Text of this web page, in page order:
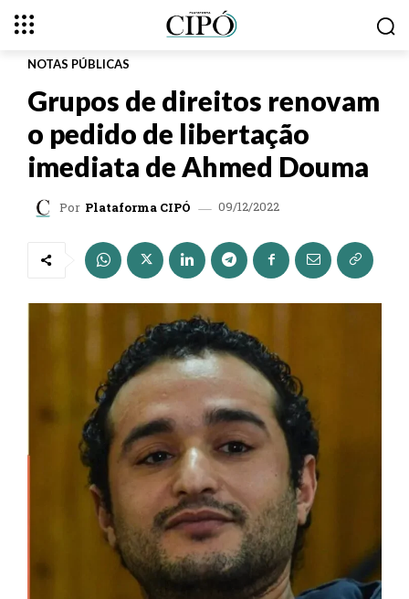
NOTAS PÚBLICAS
Grupos de direitos renovam
o pedido de libertação
imediata de Ahmed Douma
Por Plataforma CIPÓ 09/12/2022